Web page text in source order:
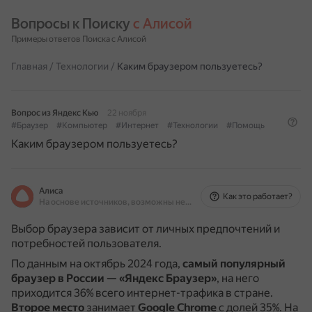
Вопросы к Поиску с Алисой
Примеры ответов Поиска с Алисой
Главная / Технологии / Каким браузером пользуетесь?
Вопрос из Яндекс Кью
22 ноября
#Браузер
#Компьютер #Интернет #Технологии #Помощь
Каким браузером пользуетесь?
Алиса
На основе источников, возможны неточности
Как это работает?
Выбор браузера зависит от личных предпочтений и
потребностей пользователя.
По данным на октябрь 2024 года, самый популярный
браузер в России — «Яндекс Браузер», на него
приходится 36% всего интернет-трафика в стране.
Второе место занимает Google Chromeс долей 35%. На